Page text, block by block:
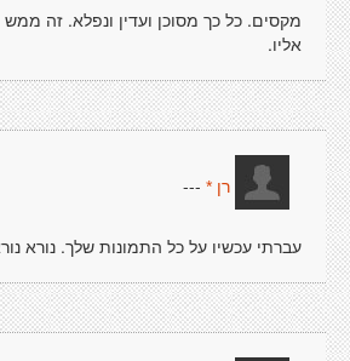
מקסים. כל כך מסוכן ועדין ונפלא. זה
אליו.
רן * ---
עברתי עכשיו על כל התמונות שלך. נורא